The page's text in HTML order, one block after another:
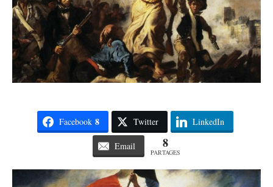
Facebook 8 Twitter LinkedIn
Email 8
PARTAGES